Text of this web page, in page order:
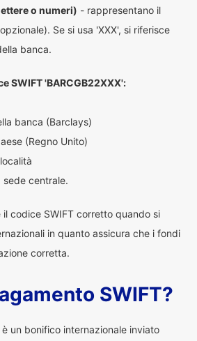
o numeri) - rappresentano il
Se si usa 'XXX', si riferisce
banca.
SWIFT 'BARCGB22XXX':
banca (Barclays)
(Regno Unito)
sede centrale.
codice SWIFT corretto quando si
in quanto assicura che i fondi
corretta.
SWIFT?
un bonifico internazionale inviato